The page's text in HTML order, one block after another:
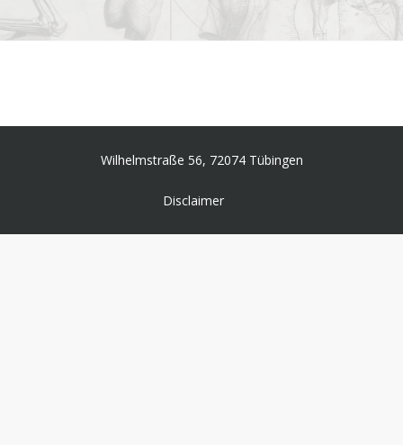
Wilhelmstraße 56, 72074 Tübingen
Disclaimer